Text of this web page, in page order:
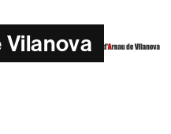
Vilanova